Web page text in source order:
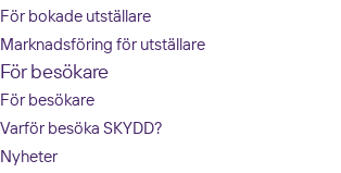
För bokade utställare
Marknadsföring för utställare
För besökare
För besökare
Varför besöka SKYDD?
Nyheter